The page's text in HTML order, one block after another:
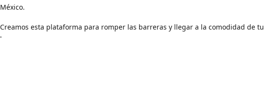
México.
Creamos esta plataforma para romper las barreras y llegar a la comodidad de tu
hogar.